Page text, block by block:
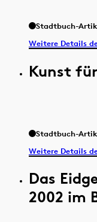
Stadtbuch-
Weitere Details
Kunst
Stadtbuch-
Weitere Details
Das
2002 im